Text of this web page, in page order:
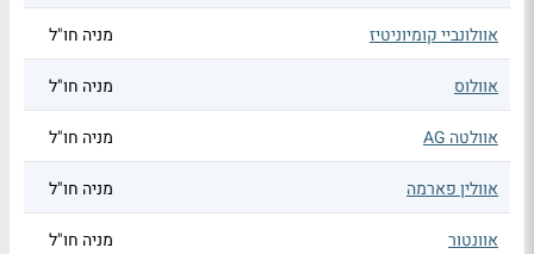
אוולונביי קומיוניטיז מניה חו"ל
אוולוס מניה חו"ל
אוולטה AG מניה חו"ל
אוולין פארמה מניה חו"ל
אוונטור מניה חו"ל